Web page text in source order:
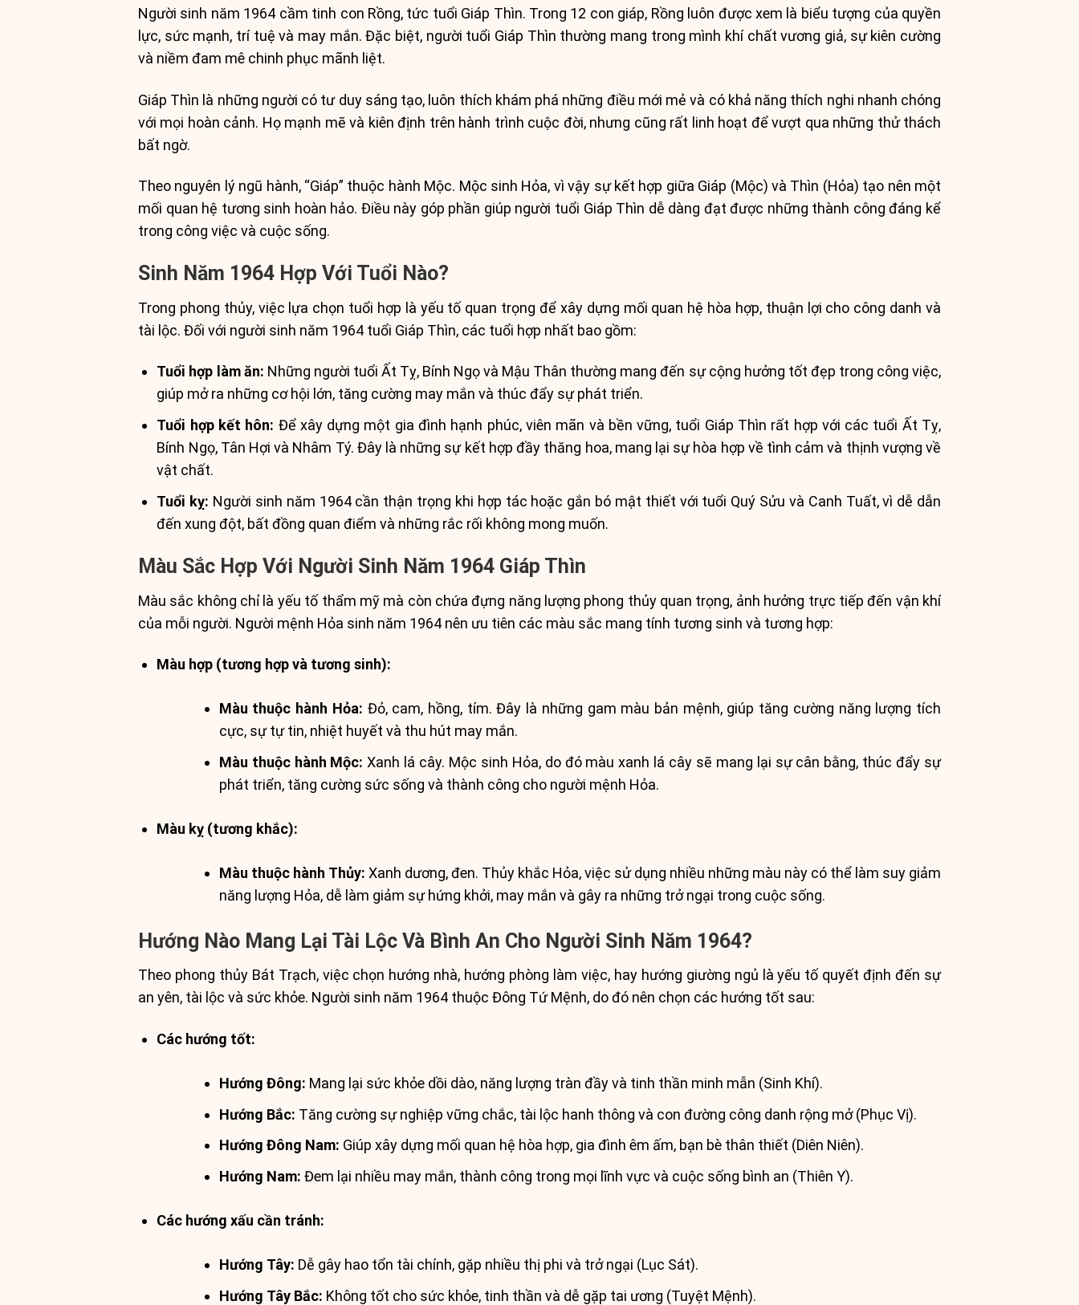
Người sinh năm 1964 cầm tinh con Rồng, tức tuổi Giáp Thìn. Trong 12 con giáp, Rồng luôn được xem là biểu tượng của quyền
lực, sức mạnh, trí tuệ và may mắn. Đặc biệt, người tuổi Giáp Thìn thường mang trong mình khí chất vương giả, sự kiên cường
và niềm đam mê chinh phục mãnh liệt.
Giáp Thìn là những người có tư duy sáng tạo, luôn thích khám phá những điều mới mẻ và có khả năng thích nghi nhanh chóng
với mọi hoàn cảnh. Họ mạnh mẽ và kiên định trên hành trình cuộc đời, nhưng cũng rất linh hoạt để vượt qua những thử thách
bất ngờ.
Theo nguyên lý ngũ hành, “Giáp” thuộc hành Mộc. Mộc sinh Hỏa, vì vậy sự kết hợp giữa Giáp (Mộc) và Thìn (Hỏa) tạo nên một
mối quan hệ tương sinh hoàn hảo. Điều này góp phần giúp người tuổi Giáp Thìn dễ dàng đạt được những thành công đáng kể
trong công việc và cuộc sống.
Sinh Năm 1964 Hợp Với Tuổi Nào?
Trong phong thủy, việc lựa chọn tuổi hợp là yếu tố quan trọng để xây dựng mối quan hệ hòa hợp, thuận lợi cho công danh và
tài lộc. Đối với người sinh năm 1964 tuổi Giáp Thìn, các tuổi hợp nhất bao gồm:
Tuổi hợp làm ăn: Những người tuổi Ất Tỵ, Bính Ngọ và Mậu Thân thường mang đến sự cộng hưởng tốt đẹp trong công việc,
giúp mở ra những cơ hội lớn, tăng cường may mắn và thúc đẩy sự phát triển.
Tuổi hợp kết hôn: Để xây dựng một gia đình hạnh phúc, viên mãn và bền vững, tuổi Giáp Thìn rất hợp với các tuổi Ất Tỵ,
Bính Ngọ, Tân Hợi và Nhâm Tý. Đây là những sự kết hợp đầy thăng hoa, mang lại sự hòa hợp về tình cảm và thịnh vượng về
vật chất.
Tuổi kỵ: Người sinh năm 1964 cần thận trọng khi hợp tác hoặc gắn bó mật thiết với tuổi Quý Sửu và Canh Tuất, vì dễ dẫn
đến xung đột, bất đồng quan điểm và những rắc rối không mong muốn.
Màu Sắc Hợp Với Người Sinh Năm 1964 Giáp Thìn
Màu sắc không chỉ là yếu tố thẩm mỹ mà còn chứa đựng năng lượng phong thủy quan trọng, ảnh hưởng trực tiếp đến vận khí
của mỗi người. Người mệnh Hỏa sinh năm 1964 nên ưu tiên các màu sắc mang tính tương sinh và tương hợp:
Màu hợp (tương hợp và tương sinh):
Màu thuộc hành Hỏa: Đỏ, cam, hồng, tím. Đây là những gam màu bản mệnh, giúp tăng cường năng lượng tích
cực, sự tự tin, nhiệt huyết và thu hút may mắn.
Màu thuộc hành Mộc: Xanh lá cây. Mộc sinh Hỏa, do đó màu xanh lá cây sẽ mang lại sự cân bằng, thúc đẩy sự
phát triển, tăng cường sức sống và thành công cho người mệnh Hỏa.
Màu kỵ (tương khắc):
Màu thuộc hành Thủy: Xanh dương, đen. Thủy khắc Hỏa, việc sử dụng nhiều những màu này có thể làm suy giảm
năng lượng Hỏa, dễ làm giảm sự hứng khởi, may mắn và gây ra những trở ngại trong cuộc sống.
Hướng Nào Mang Lại Tài Lộc Và Bình An Cho Người Sinh Năm 1964?
Theo phong thủy Bát Trạch, việc chọn hướng nhà, hướng phòng làm việc, hay hướng giường ngủ là yếu tố quyết định đến sự
an yên, tài lộc và sức khỏe. Người sinh năm 1964 thuộc Đông Tứ Mệnh, do đó nên chọn các hướng tốt sau:
Các hướng tốt:
Hướng Đông: Mang lại sức khỏe dồi dào, năng lượng tràn đầy và tinh thần minh mẫn (Sinh Khí).
Hướng Bắc: Tăng cường sự nghiệp vững chắc, tài lộc hanh thông và con đường công danh rộng mở (Phục Vị).
Hướng Đông Nam: Giúp xây dựng mối quan hệ hòa hợp, gia đình êm ấm, bạn bè thân thiết (Diên Niên).
Hướng Nam: Đem lại nhiều may mắn, thành công trong mọi lĩnh vực và cuộc sống bình an (Thiên Y).
Các hướng xấu cần tránh:
Hướng Tây: Dễ gây hao tổn tài chính, gặp nhiều thị phi và trở ngại (Lục Sát).
Hướng Tây Bắc: Không tốt cho sức khỏe, tinh thần và dễ gặp tai ương (Tuyệt Mệnh).